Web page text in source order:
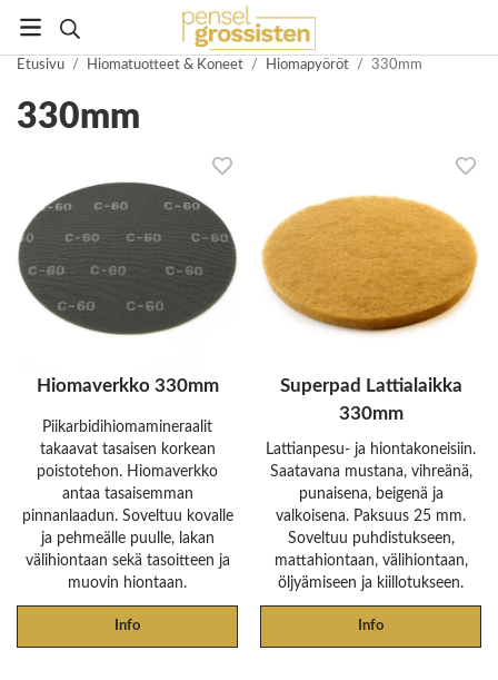
Etusivu / Hiomatuotteet & Koneet / Hiomapyöröt / 330mm
330mm
Hiomaverkko 330mm
Piikarbidihiomamineraalit
takaavat tasaisen korkean
poistotehon. Hiomaverkko
antaa tasaisemman
pinnanlaadun. Soveltuu kovalle
ja pehmeälle puulle, lakan
välihiontaan sekä tasoitteen ja
muovin hiontaan.
Info
Superpad Lattialaikka
330mm
Lattianpesu- ja hiontakoneisiin.
Saatavana mustana, vihreänä,
punaisena, beigenä ja
valkoisena. Paksuus 25 mm.
Soveltuu puhdistukseen,
mattahiontaan, välihiontaan,
öljyämiseen ja kiillotukseen.
Info